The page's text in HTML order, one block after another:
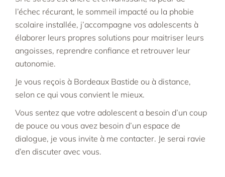
l’échec récurant, le sommeil impacté ou la phobie
scolaire installée, j’accompagne vos adolescents à
élaborer leurs propres solutions pour maitriser leurs
angoisses, reprendre confiance et retrouver leur
autonomie.
Je vous reçois à Bordeaux Bastide ou à distance,
selon ce qui vous convient le mieux.
Vous sentez que votre adolescent a besoin d’un coup
de pouce ou vous avez besoin d’un espace de
dialogue, je vous invite à me contacter. Je serai ravie
d’en discuter avec vous.